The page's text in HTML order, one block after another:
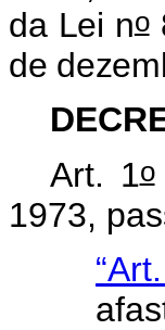
da Lei no
de
Art. 1o
1973,